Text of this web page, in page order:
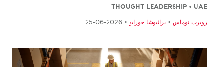
THOUGHT LEADERSHIP • UAE
روبرت توماس • براثيوشا جورابو • 2026-06-25